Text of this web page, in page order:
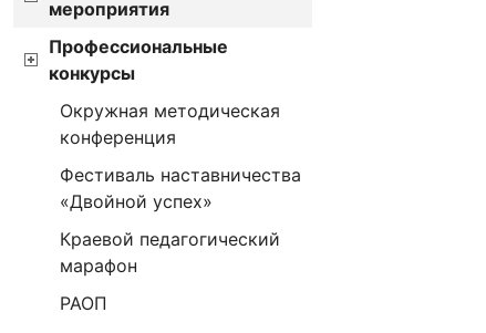
мероприятия
Профессиональные
конкурсы
Окружная методическая
конференция
Фестиваль наставничества
«Двойной успех»
Краевой педагогический
марафон
РАОП